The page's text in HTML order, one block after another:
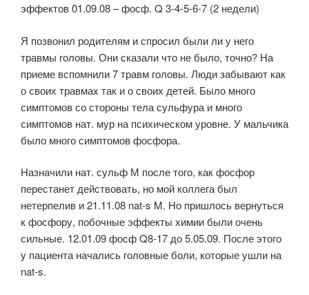
эффектов 01.09.08 – фосф. Q 3-4-5-6-7 (2 недели)
Я позвонил родителям и спросил были ли у него
травмы головы. Они сказали что не было, точно? На
приеме вспомнили 7 травм головы. Люди забывают как
о своих травмах так и о своих детей. Было много
симптомов со стороны тела сульфура и много
симптомов нат. мур на психическом уровне. У мальчика
было много симптомов фосфора.
Назначили нат. сульф М после того, как фосфор
перестанет действовать, но мой коллега был
нетерпелив и 21.11.08 nat-s M. Но пришлось вернуться
к фосфору, побочные эффекты химии были очень
сильные. 12.01.09 фосф Q8-17 до 5.05.09. После этого
у пациента начались головные боли, которые ушли на
nat-s.